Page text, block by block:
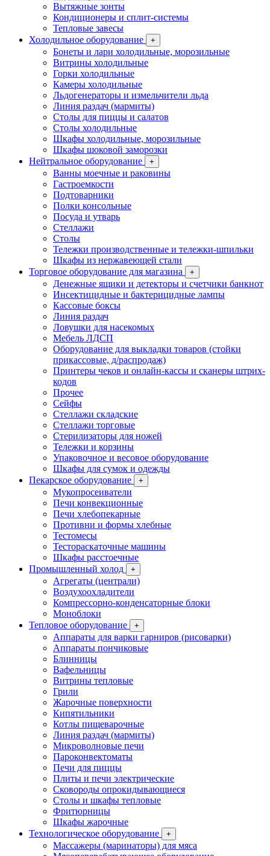
Вытяжные зонты
Кондиционеры и сплит-системы
Тепловые завесы
Холодильное оборудование
+
Бонеты и лари холодильные, морозильные
Витрины холодильные
Горки холодильные
Камеры холодильные
Льдогенераторы и измельчители льда
Линия раздач (мармиты)
Столы для пиццы и салатов
Столы холодильные
Шкафы холодильные, морозильные
Шкафы шоковой заморозки
Нейтральное оборудование
+
Ванны моечные и раковины
Гастроемкости
Подтоварники
Полки консольные
Посуда и утварь
Стеллажи
Столы
Тележки производственные и тележки-шпильки
Шкафы из нержавеющей стали
Торговое оборудование для магазина
+
Денежные ящики и детекторы и счетчики банкнот
Инсектицидные и бактерицидные лампы
Кассовые боксы
Линия раздач
Ловушки для насекомых
Мебель ЛДСП
Оборудование для выкладки товаров (стойки
прикассовые, д/распродаж)
Принтеры чеков и онлайн-кассы и сканеры штрих-
кодов
Прочее
Сейфы
Стеллажи складские
Стеллажи торговые
Стерилизаторы для ножей
Тележки и корзины
Упаковочное и весовое оборудование
Шкафы для сумок и одежды
Пекарское оборудование
+
Мукопросеиватели
Печи конвекционные
Печи хлебопекарные
Противни и формы хлебные
Тестомесы
Тестораскаточные машины
Шкафы расстоечные
Промышленный холод
+
Агрегаты (централи)
Воздухоохладители
Компрессорно-конденсаторные блоки
Моноблоки
Тепловое оборудование
+
Аппараты для варки гарниров (рисоварки)
Аппараты пончиковые
Блинницы
Вафельницы
Витрины тепловые
Грили
Жарочные поверхности
Кипятильники
Котлы пищеварочные
Линия раздач (мармиты)
Микроволновые печи
Пароконвектоматы
Печи для пиццы
Плиты и печи электрические
Сковороды опрокидывающиеся
Столы и шкафы тепловые
Фритюрницы
Шкафы жарочные
Технологическое оборудование
+
Массажеры (маринаторы) для мяса